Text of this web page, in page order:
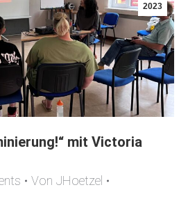
2023
mit Victoria
Von JHoetzel